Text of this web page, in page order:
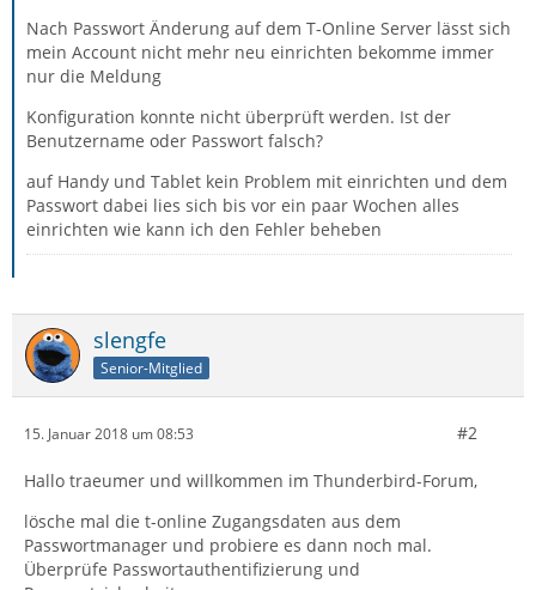
Nach Passwort Änderung auf dem T-Online Server lässt sich
mein Account nicht mehr neu einrichten bekomme immer
nur die Meldung
Konfiguration konnte nicht überprüft werden. Ist der
Benutzername oder Passwort falsch?
auf Handy und Tablet kein Problem mit einrichten und dem
Passwort dabei lies sich bis vor ein paar Wochen alles
einrichten wie kann ich den Fehler beheben
slengfe
Senior-Mitglied
15. Januar 2018 um 08:53 #2
Hallo traeumer und willkommen im Thunderbird-Forum,
lösche mal die t-online Zugangsdaten aus dem
Passwortmanager und probiere es dann noch mal.
Überprüfe Passwortauthentifizierung und